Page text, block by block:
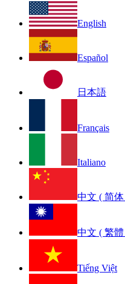
English
Español
日本語
Français
Italiano
中文 ( 简
中文 ( 繁
Tiếng Việt